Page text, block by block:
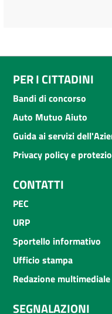
PER I CITTADINI
Bandi di concorso
Auto Mutuo Aiuto
Guida ai servizi
Privacy policy e
CONTATTI
PEC
URP
Sportello informativo
Ufficio stampa
Redazione multimediale
SEGNALAZIONI